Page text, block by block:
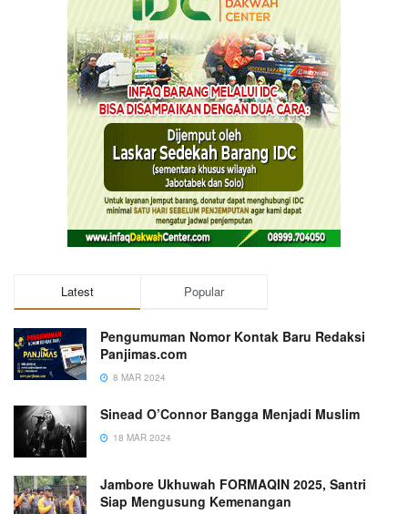
Latest Popular
Pengumuman Nomor Kontak Baru Redaksi
Panjimas.com
8 MAR 2024
Sinead O’Connor Bangga Menjadi Muslim
18 MAR 2024
Jambore Ukhuwah FORMAQIN 2025, Santri
Siap Mengusung Kemenangan